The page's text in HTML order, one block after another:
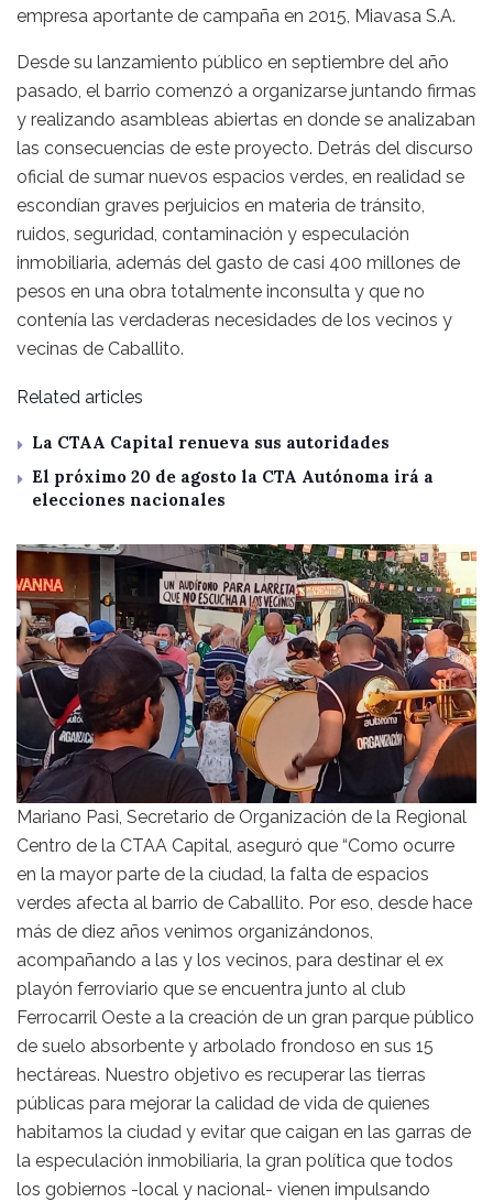
empresa aportante de campaña en 2015, Miavasa S.A.
Desde su lanzamiento público en septiembre del año
pasado, el barrio comenzó a organizarse juntando firmas
y realizando asambleas abiertas en donde se analizaban
las consecuencias de este proyecto. Detrás del discurso
oficial de sumar nuevos espacios verdes, en realidad se
escondían graves perjuicios en materia de tránsito,
ruidos, seguridad, contaminación y especulación
inmobiliaria, además del gasto de casi 400 millones de
pesos en una obra totalmente inconsulta y que no
contenía las verdaderas necesidades de los vecinos y
vecinas de Caballito.
Related articles
La CTAA Capital renueva sus autoridades
El próximo 20 de agosto la CTA Autónoma irá a
elecciones nacionales
Mariano Pasi, Secretario de Organización de la Regional
Centro de la CTAA Capital, aseguró que “Como ocurre
en la mayor parte de la ciudad, la falta de espacios
verdes afecta al barrio de Caballito. Por eso, desde hace
más de diez años venimos organizándonos,
acompañando a las y los vecinos, para destinar el ex
playón ferroviario que se encuentra junto al club
Ferrocarril Oeste a la creación de un gran parque público
de suelo absorbente y arbolado frondoso en sus 15
hectáreas. Nuestro objetivo es recuperar las tierras
públicas para mejorar la calidad de vida de quienes
habitamos la ciudad y evitar que caigan en las garras de
la especulación inmobiliaria, la gran política que todos
los gobiernos -local y nacional- vienen impulsando